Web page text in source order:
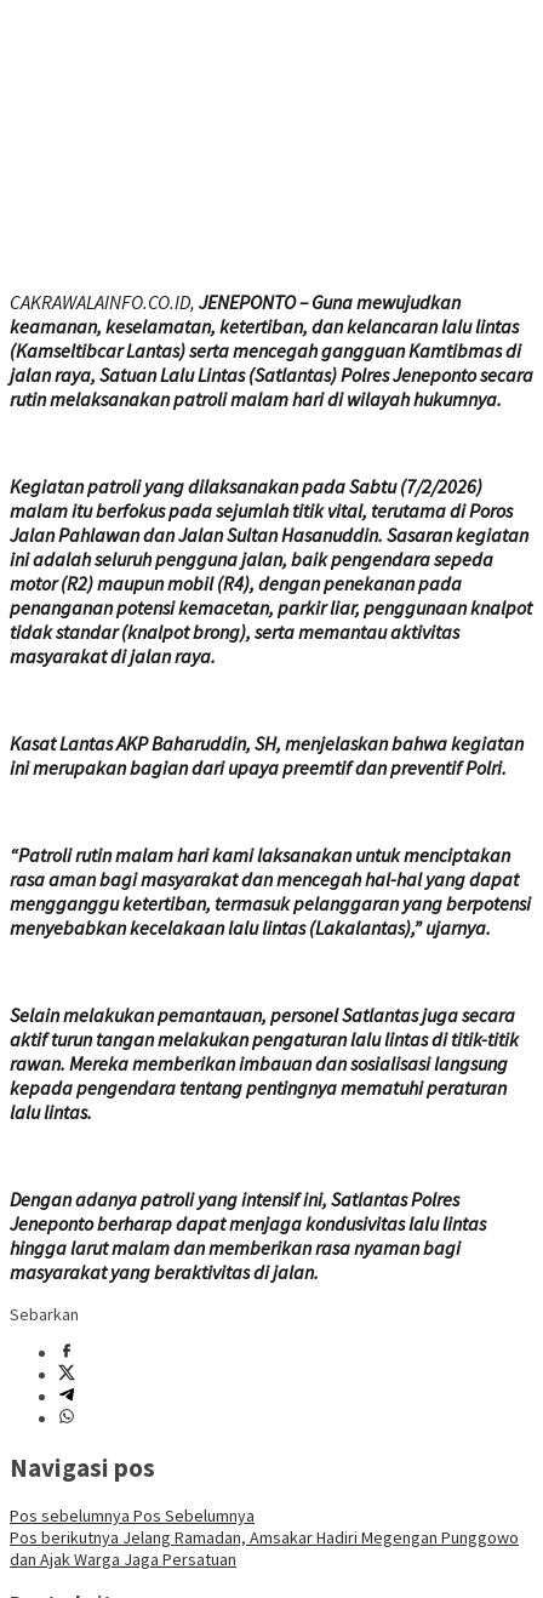
CAKRAWALAINFO.CO.ID, JENEPONTO – Guna mewujudkan
keamanan, keselamatan, ketertiban, dan kelancaran lalu lintas
(Kamseltibcar Lantas) serta mencegah gangguan Kamtibmas di
jalan raya, Satuan Lalu Lintas (Satlantas) Polres Jeneponto secara
rutin melaksanakan patroli malam hari di wilayah hukumnya.
Kegiatan patroli yang dilaksanakan pada Sabtu (7/2/2026)
malam itu berfokus pada sejumlah titik vital, terutama di Poros
Jalan Pahlawan dan Jalan Sultan Hasanuddin. Sasaran kegiatan
ini adalah seluruh pengguna jalan, baik pengendara sepeda
motor (R2) maupun mobil (R4), dengan penekanan pada
penanganan potensi kemacetan, parkir liar, penggunaan knalpot
tidak standar (knalpot brong), serta memantau aktivitas
masyarakat di jalan raya.
Kasat Lantas AKP Baharuddin, SH, menjelaskan bahwa kegiatan
ini merupakan bagian dari upaya preemtif dan preventif Polri.
“Patroli rutin malam hari kami laksanakan untuk menciptakan
rasa aman bagi masyarakat dan mencegah hal-hal yang dapat
mengganggu ketertiban, termasuk pelanggaran yang berpotensi
menyebabkan kecelakaan lalu lintas (Lakalantas),” ujarnya.
Selain melakukan pemantauan, personel Satlantas juga secara
aktif turun tangan melakukan pengaturan lalu lintas di titik-titik
rawan. Mereka memberikan imbauan dan sosialisasi langsung
kepada pengendara tentang pentingnya mematuhi peraturan
lalu lintas.
Dengan adanya patroli yang intensif ini, Satlantas Polres
Jeneponto berharap dapat menjaga kondusivitas lalu lintas
hingga larut malam dan memberikan rasa nyaman bagi
masyarakat yang beraktivitas di jalan.
Sebarkan
Navigasi pos
Pos sebelumnya Pos Sebelumnya
Pos berikutnya Jelang Ramadan, Amsakar Hadiri Megengan Punggowo
dan Ajak Warga Jaga Persatuan